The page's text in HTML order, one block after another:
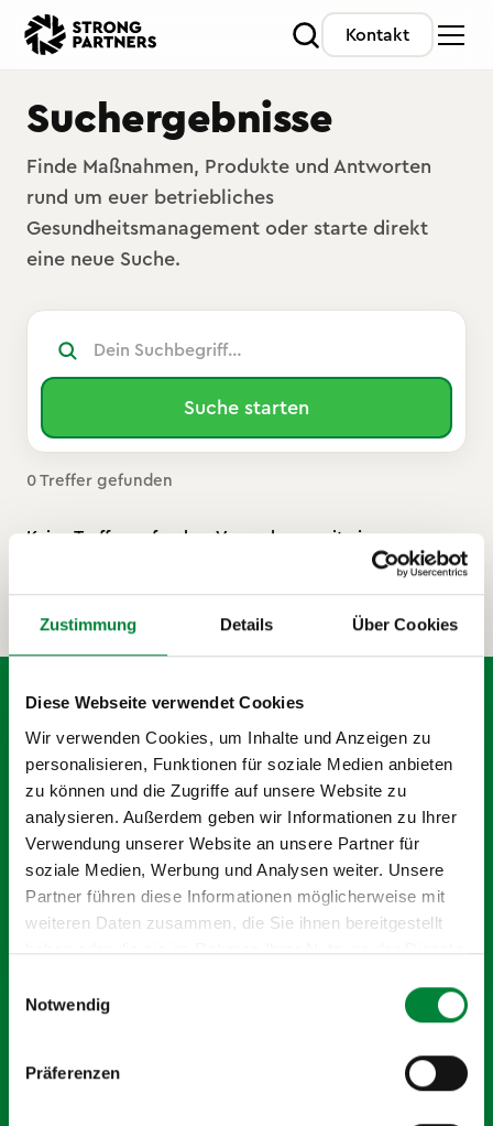
Zustimmung Details Über Cookies
Diese Webseite verwendet Cookies
Wir verwenden Cookies, um Inhalte und Anzeigen zu
personalisieren, Funktionen für soziale Medien anbieten
zu können und die Zugriffe auf unsere Website zu
analysieren. Außerdem geben wir Informationen zu Ihrer
Verwendung unserer Website an unsere Partner für
soziale Medien, Werbung und Analysen weiter. Unsere
Partner führen diese Informationen möglicherweise mit
weiteren Daten zusammen, die Sie ihnen bereitgestellt
haben oder die sie im Rahmen Ihrer Nutzung der Dienste
Notwendig
Präferenzen
Kontakt
Suchergebnisse
Finde Maßnahmen, Produkte und Antworten
rund um euer betriebliches
Gesundheitsmanagement oder starte direkt
eine neue Suche.
0 Treffer gefunden
Keine Treffer gefunden. Versuche es mit einem
Bereit, dein Team stärker zu
machen?
Im kostenfreien Erstgespräch schauen wir
gemeinsam, welche Maßnahmen zu deinem Team
passen.
Kostenfreies Erstgespräch
info@strong-partners.de